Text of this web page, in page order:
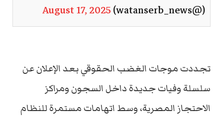
(@watanserb_news)
August 17, 2025
تجددت موجات الغضب الحقوقي بعد الإعلان عن
سلسلة وفيات جديدة داخل السجون ومراكز
الاحتجاز المصرية، وسط اتهامات مستمرة للنظام